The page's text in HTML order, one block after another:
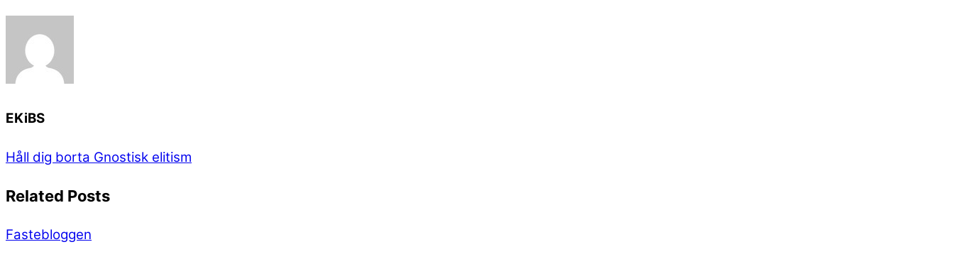
EKiBS
Håll dig borta Gnostisk elitism
Related Posts
Fastebloggen